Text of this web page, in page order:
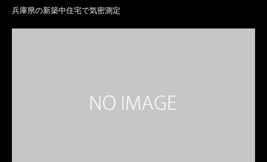
兵庫県の新築中住宅で気密測定